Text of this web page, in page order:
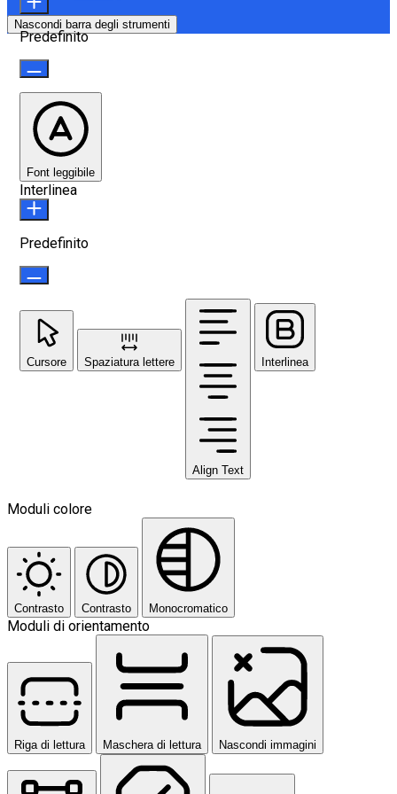
Nascondi barra degli strumenti
Predefinito
Font leggibile
Interlinea
Predefinito
Cursore Spaziatura lettere
Align Text
Interlinea
Moduli colore
Contrasto Contrasto Monocromatico
Moduli di orientamento
Riga di lettura Maschera di lettura Nascondi immagini